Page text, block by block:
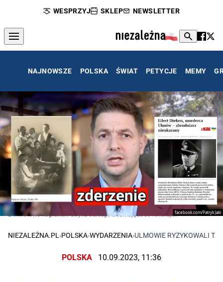
WESPRZYJ SKLEP NEWSLETTER
NAJNOWSZE POLSKA ŚWIAT PETYCJE MEMY
facebook.com/Patryk Jaki
2-minutowe nagranie Patryka Jakiego skłaniające do refleksji...
NIEZALEŻNA.PL ›POLSKA›WYDARZENIA›ULMOWIE RYZYKOWALI
POLSKA 10.09.2023, 11:36